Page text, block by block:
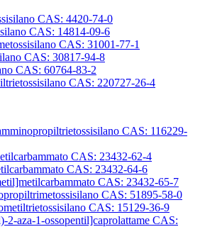
CAS: 4420-74-0
CAS: 14814-09-6
CAS: 31001-77-1
CAS: 30817-94-8
CAS: 60764-83-2
CAS: 220727-26-4
CAS: 116229-
CAS: 23432-62-4
CAS: 23432-64-6
CAS: 23432-65-7
CAS: 51895-58-0
CAS: 15129-36-9
aza-1-ossopentil]caprolattame CAS: